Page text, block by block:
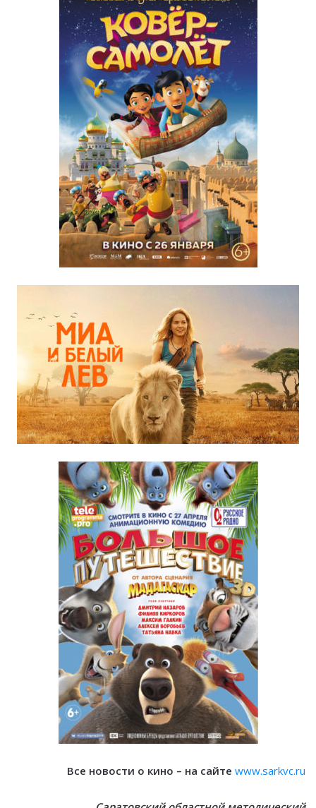
Все новости о кино – на сайте www.sarkvc.ru